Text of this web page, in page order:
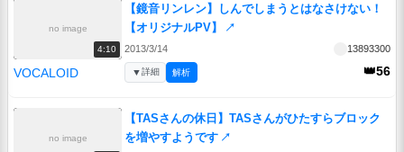
no image
4:10
【鏡音リンレン】しんでしまうとはなさけない！
【オリジナルPV】
↗
2013/3/14 13893300
VOCALOID 👑56
▼詳細 解析
no image
【TASさんの休日】TASさんがひたすらブロック
を増やすようです ↗